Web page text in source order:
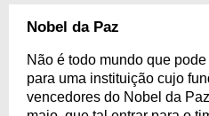
Nobel da Paz
Não é todo mundo que
para uma instituição cujo
vencedores do Nobel da